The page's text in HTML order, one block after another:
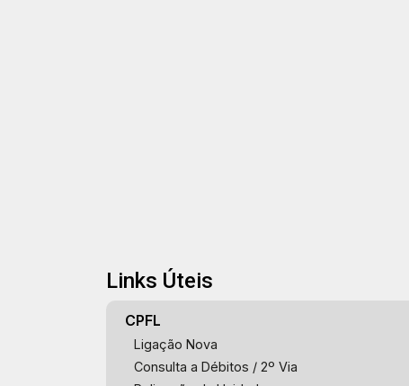
Links Úteis
CPFL
Ligação Nova
Consulta a Débitos / 2º Via